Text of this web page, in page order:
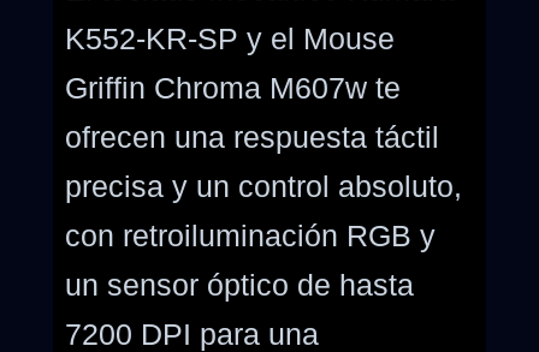
K552-KR-SP y el Mouse
Griffin Chroma M607w te
ofrecen una respuesta táctil
precisa y un control absoluto,
con retroiluminación RGB y
un sensor óptico de hasta
7200 DPI para una